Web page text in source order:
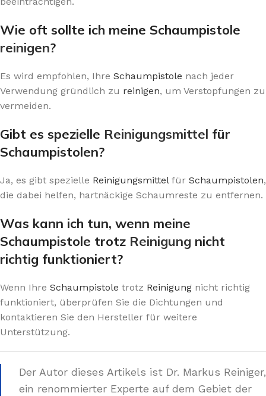
Wie oft sollte ich meine Schaumpistole
reinigen?
Es wird empfohlen, Ihre Schaumpistole nach jeder
Verwendung gründlich zu reinigen, um Verstopfungen zu
vermeiden.
Gibt es spezielle Reinigungsmittel für
Schaumpistolen?
Ja, es gibt spezielle Reinigungsmittelfür Schaumpistolen,
die dabei helfen, hartnäckige Schaumreste zu entfernen.
Was kann ich tun, wenn meine
Schaumpistole trotz Reinigung nicht
richtig funktioniert?
Wenn Ihre Schaumpistole trotz Reinigung nicht richtig
funktioniert, überprüfen Sie die Dichtungen und
kontaktieren Sie den Hersteller für weitere
Unterstützung.
Der Autor dieses Artikels ist Dr. Markus Reiniger,
ein renommierter Experte auf dem Gebiet der